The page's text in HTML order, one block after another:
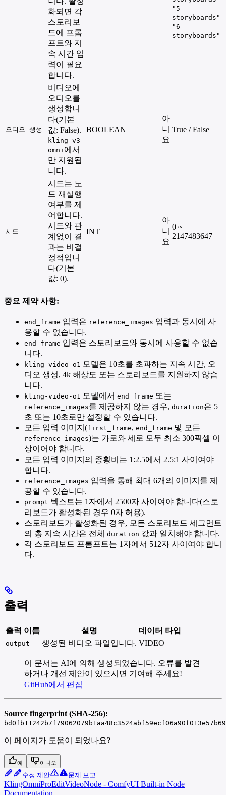
화되면 각
스토리보
드에 프롬
프트와 지
속 시간 입
력이 필요
합니다.
"5
storyboards"
"6
storyboards"
오디오 생성
비디오에
오디오를
생성합니
다(기본
값: False).
kling-v3-
omni에서
만 지원됩
니다.
BOOLEAN
아
니
요
True / False
시드
시드는 노
드 재실행
여부를 제
어합니다.
시드와 관
계없이 결
과는 비결
정적입니
다(기본
값: 0).
INT
아
니
요
0 ~
2147483647
중요 제약 사항:
end_frame 입력은 reference_images 입력과 동시에 사
용할 수 없습니다.
end_frame 입력은 스토리보드와 동시에 사용할 수 없습
니다.
kling-video-o1 모델은 10초를 초과하는 지속 시간, 오
디오 생성, 4k 해상도 또는 스토리보드를 지원하지 않습
니다.
kling-video-o1 모델에서 end_frame 또는
reference_images를 제공하지 않는 경우, duration은 5
초 또는 10초로만 설정할 수 있습니다.
모든 입력 이미지(first_frame, end_frame 및 모든
reference_images)는 가로와 세로 모두 최소 300픽셀 이
상이어야 합니다.
모든 입력 이미지의 종횡비는 1:2.5에서 2.5:1 사이여야
합니다.
reference_images 입력을 통해 최대 6개의 이미지를 제
공할 수 있습니다.
prompt 텍스트는 1자에서 2500자 사이여야 합니다(스토
리보드가 활성화된 경우 0자 허용).
스토리보드가 활성화된 경우, 모든 스토리보드 세그먼트
의 총 지속 시간은 전체 duration 값과 일치해야 합니다.
각 스토리보드 프롬프트는 1자에서 512자 사이여야 합니
다.
출력
출력 이름 설명 데이터 타입
output 생성된 비디오 파일입니다. VIDEO
이 문서는 AI에 의해 생성되었습니다. 오류를 발견
하거나 개선 제안이 있으시면 기여해 주세요!
GitHub에서 편집
Source fingerprint (SHA-256):
이 페이지가 도움이 되었나요?
예 아니오
수정 제안 문제 보고
KlingOmniProEditVideoNode - ComfyUI Built-in Node
Documentation